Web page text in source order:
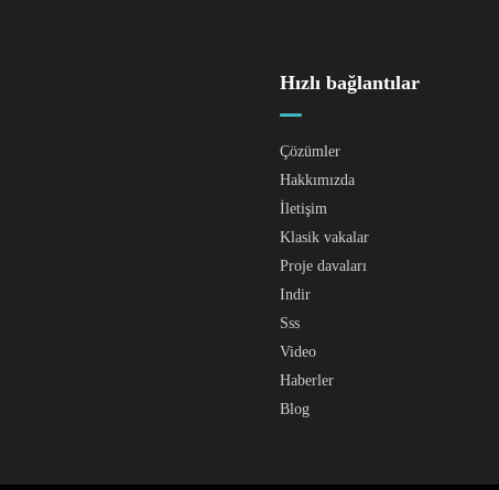
Hızlı bağlantılar
Çözümler
Hakkımızda
İletişim
Klasik vakalar
Proje davaları
Indir
Sss
Video
Haberler
Blog